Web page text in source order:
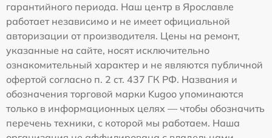
гарантийного периода. Наш центр в Ярославле
работает независимо и не имеет официальной
авторизации от производителя. Цены на ремонт,
указанные на сайте, носят исключительно
ознакомительный характер и не являются публичной
офертой согласно п. 2 ст. 437 ГК РФ. Названия и
обозначения торговой марки Kugoo упоминаются
только в информационных целях — чтобы обозначить
перечень техники, с которой мы работаем. Наша